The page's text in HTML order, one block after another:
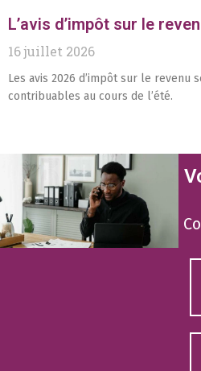
L’avis d’impôt sur le
16 juillet 2026
Les avis 2026 d’impôt sur le revenu
contribuables au cours de l’été.